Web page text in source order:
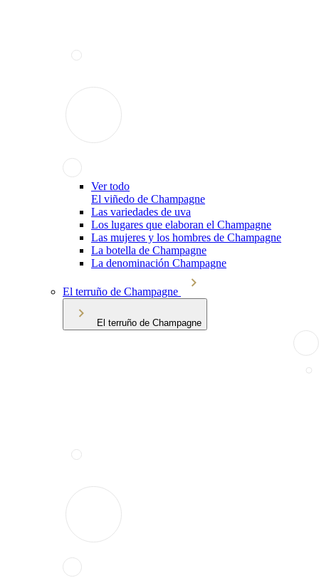
Ver todo
El viñedo de Champagne
Las variedades de uva
Los lugares que elaboran el Champagne
Las mujeres y los hombres de Champagne
La botella de Champagne
La denominación Champagne
El terruño de Champagne
El terruño de Champagne